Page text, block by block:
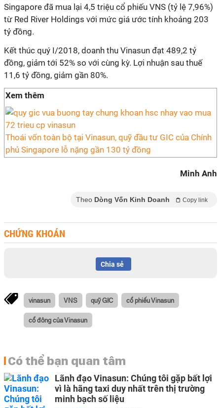
Singapore đã mua lại 4,5 triệu cổ phiếu VNS (tỷ lệ 7,96%)
từ Red River Holdings với mức giá ước tính khoảng 203
tỷ đồng.
Kết thúc quý I/2018, doanh thu Vinasun đạt 489,2 tỷ
đồng, giảm tới 52% so với cùng kỳ. Lợi nhuận sau thuế
11,6 tỷ đồng, giảm gần 80%.
Xem thêm
Thoái vốn toàn bộ tại Vinasun, quỹ đầu tư GIC của Chính
phủ Singapore lỗ nặng gần 130 tỷ đồng
Minh Anh
Theo Dòng Vốn Kinh Doanh Copy link
CHỨNG KHOÁN
Chia sẻ
vinasun VNS quỹ GIC cổ phiếu Vinasun
cổ đông của Vinasun
Có thể bạn quan tâm
Lãnh đạo Vinasun: Chúng tôi gặp bất lợi
vì là hãng taxi duy nhất trên thị trường
minh bạch số liệu